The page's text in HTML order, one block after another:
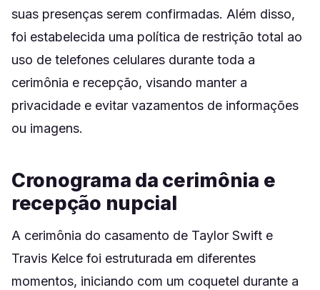
suas presenças serem confirmadas. Além disso,
foi estabelecida uma política de restrição total ao
uso de telefones celulares durante toda a
cerimônia e recepção, visando manter a
privacidade e evitar vazamentos de informações
ou imagens.
Cronograma da cerimônia e
recepção nupcial
A cerimônia do casamento de Taylor Swift e
Travis Kelce foi estruturada em diferentes
momentos, iniciando com um coquetel durante a